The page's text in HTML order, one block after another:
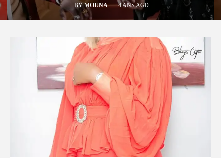
BY MOUNA 4 ANS AGO
Actualités